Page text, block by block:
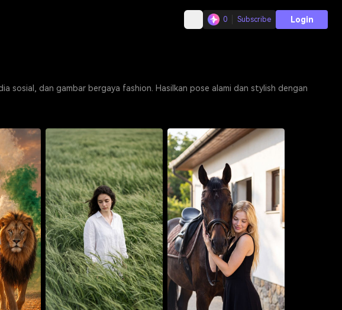
0 Subscribe Login
dan gambar bergaya fashion. Hasilkan pose alami dan stylish dengan